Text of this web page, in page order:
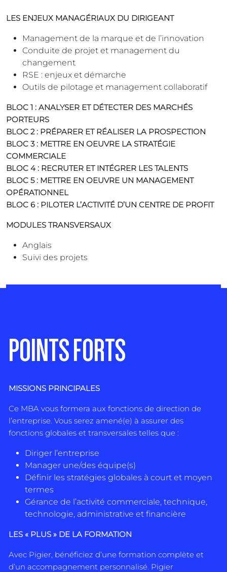
LES ENJEUX MANAGÉRIAUX DU DIRIGEANT
Management de la marque et de l’innovation
Conduite de projet et management du
changement
RSE : enjeux et démarche
Outils de pilotage et management collaboratif
BLOC 1 : ANALYSER ET DÉTECTER DES MARCHÉS
PORTEURS
BLOC 2 : PRÉPARER ET RÉALISER LA PROSPECTION
BLOC 3 : METTRE EN OEUVRE LA STRATÉGIE
COMMERCIALE
BLOC 4 : RECRUTER ET INTÉGRER LES TALENTS
BLOC 5 : METTRE EN OEUVRE UN MANAGEMENT
OPÉRATIONNEL
BLOC 6 : PILOTER L’ACTIVITÉ D’UN CENTRE DE PROFIT
MODULES TRANSVERSAUX
Anglais
Suivi des projets
POINTS FORTS
MISSIONS PRINCIPALES
Ce MBA vous formera aux fonctions de direction de
l’entreprise. Vous serez amené(e) à assurer des
fonctions globales et transversales telles que :
Diriger l’entreprise
Manager une/des équipe(s)
Définir les stratégies globales à court et moyen
termes
Gérance de l’activité commerciale, technique,
technologie, administrative et financière
LES « PLUS » DE LA FORMATION
Avec Pigier, bénéficiez d’une formation complète et
d’un accompagnement personnalisé. Pigier